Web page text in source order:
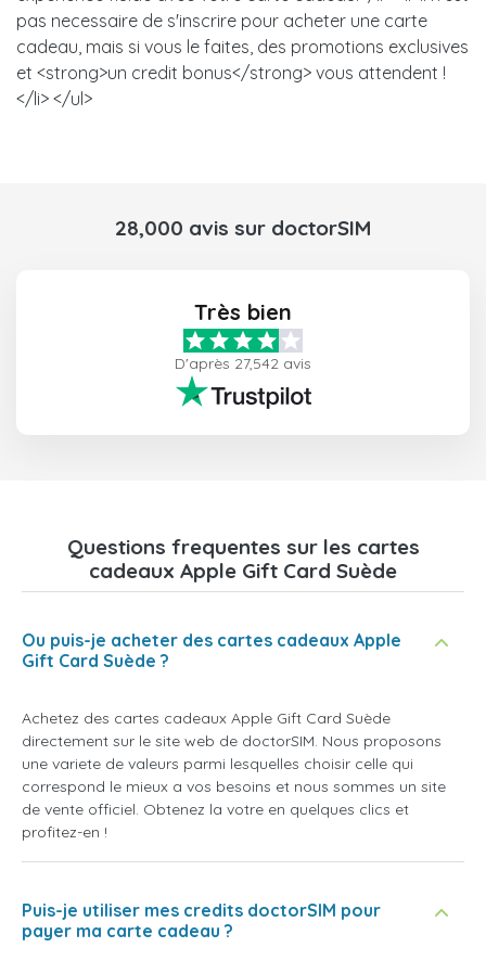
pas necessaire de s'inscrire pour acheter une carte
cadeau, mais si vous le faites, des promotions exclusives
et <strong>un credit bonus</strong> vous attendent !
</li> </ul>
28,000 avis sur doctorSIM
Très bien
D'après 27,542 avis
Questions frequentes sur les cartes
cadeaux Apple Gift Card Suède
Ou puis-je acheter des cartes cadeaux Apple
Gift Card Suède ?
Achetez des cartes cadeaux Apple Gift Card Suède
directement sur le site web de doctorSIM. Nous proposons
une variete de valeurs parmi lesquelles choisir celle qui
correspond le mieux a vos besoins et nous sommes un site
de vente officiel. Obtenez la votre en quelques clics et
profitez-en !
Puis-je utiliser mes credits doctorSIM pour
payer ma carte cadeau ?